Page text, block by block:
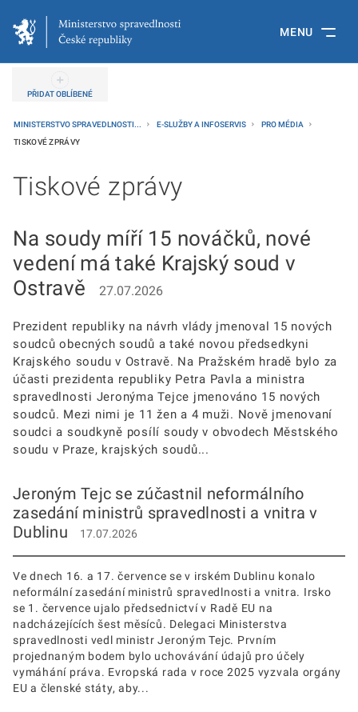
MENU
PŘIDAT OBLÍBENÉ
MINISTERSTVO SPRAVEDLNOSTI... E-SLUŽBY A INFOSERVIS
PRO MÉDIA
TISKOVÉ ZPRÁVY
Tiskové zprávy
Na soudy míří 15 nováčků, nové
vedení má také Krajský soud v
Ostravě
27.07.2026
Prezident republiky na návrh vlády jmenoval 15 nových
soudců obecných soudů a také novou předsedkyni
Krajského soudu v Ostravě. Na Pražském hradě bylo za
účasti prezidenta republiky Petra Pavla a ministra
spravedlnosti Jeronýma Tejce jmenováno 15 nových
soudců. Mezi nimi je 11 žen a 4 muži. Nově jmenovaní
soudci a soudkyně posílí soudy v obvodech Městského
soudu v Praze, krajských soudů...
Jeroným Tejc se zúčastnil neformálního
zasedání ministrů spravedlnosti a vnitra v
Dublinu
17.07.2026
Ve dnech 16. a 17. července se v irském Dublinu konalo
neformální zasedání ministrů spravedlnosti a vnitra. Irsko
se 1. července ujalo předsednictví v Radě EU na
nadcházejících šest měsíců. Delegaci Ministerstva
spravedlnosti vedl ministr Jeroným Tejc. Prvním
projednaným bodem bylo uchovávání údajů pro účely
vymáhání práva. Evropská rada v roce 2025 vyzvala orgány
EU a členské státy, aby...